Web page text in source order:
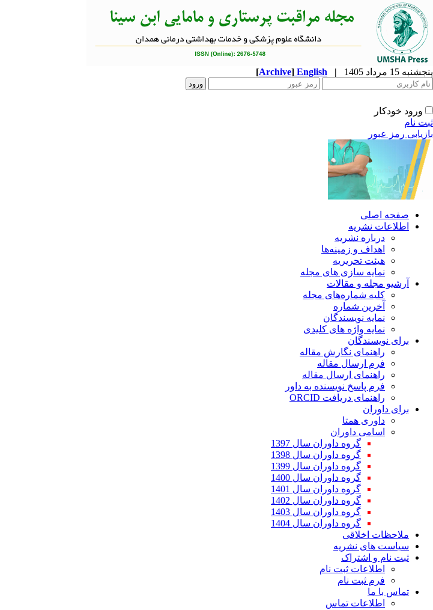
پنجشنبه 15 مرداد 1405 |
English
[Archive]
ورود خودکار
ثبت نام
بازیابی رمز عبور
صفحه اصلی
اطلاعات نشریه
درباره نشریه
اهداف و زمینه‌ها
هیئت تحریریه
نمایه سازی های مجله
آرشیو مجله و مقالات
کلیه شماره‌های مجله
آخرین شماره
نمایه نویسندگان
نمایه واژه های کلیدی
برای نویسندگان
راهنمای نگارش مقاله
فرم ارسال مقاله
راهنمای ارسال مقاله
فرم پاسخ نویسنده به داور
راهنمای دریافت ORCID
برای داوران
داوری همتا
اسامی داوران
گروه داوران سال 1397
گروه داوران سال 1398
گروه داوران سال 1399
گروه داوران سال 1400
گروه داوران سال 1401
گروه داوران سال 1402
گروه داوران سال 1403
گروه داوران سال 1404
ملاحظات اخلاقی
سیاست های نشریه
ثبت نام و اشتراک
اطلاعات ثبت نام
فرم ثبت نام
تماس با ما
اطلاعات تماس